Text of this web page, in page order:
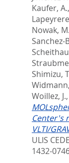
Kaufer, A.,
Nowak, M.
Sanchez-
Shimizu,
Woillez, J.,
Center's
VLTI/
ULIS
1432-